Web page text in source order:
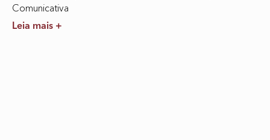
Comunicativa
Leia mais +